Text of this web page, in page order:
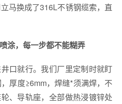
马换成了316L不锈钢缆索，直
涂，每一步都不能糊弄
口就行。我们厂里定制时就盯
厚度≥6mm，焊缝*须满焊，不
、导轨座，全部做热浸镀锌处